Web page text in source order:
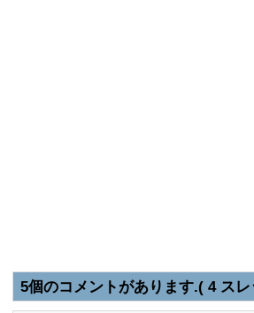
5個のコメントがあります.( 4 スレ